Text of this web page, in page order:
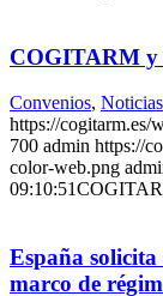
COGITARM y
Convenios, Noticias
https://cogitarm.es/
700 admin https://
color-web.png
09:10:51
España solicita
marco de